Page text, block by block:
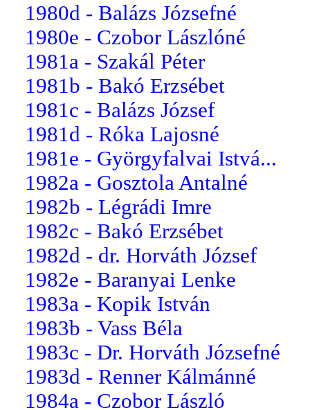
1980d - Balázs Józsefné
1980e - Czobor Lászlóné
1981a - Szakál Péter
1981b - Bakó Erzsébet
1981c - Balázs József
1981d - Róka Lajosné
1981e - Györgyfalvai Istvá...
1982a - Gosztola Antalné
1982b - Légrádi Imre
1982c - Bakó Erzsébet
1982d - dr. Horváth József
1982e - Baranyai Lenke
1983a - Kopik István
1983b - Vass Béla
1983c - Dr. Horváth Józsefné
1983d - Renner Kálmánné
1984a - Czobor László